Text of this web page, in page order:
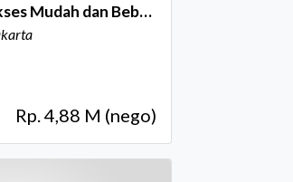
Mudah dan Bebas
Rp. 4,88 M (nego)